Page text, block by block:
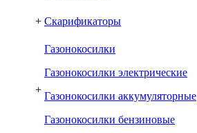
+ Скарификаторы
+
Газонокосилки
Газонокосилки электрические
Газонокосилки аккумуляторные
Газонокосилки бензиновые